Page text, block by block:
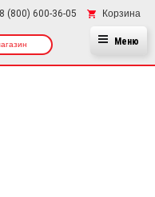
8 (800) 600-36-05 Корзина
Меню
×